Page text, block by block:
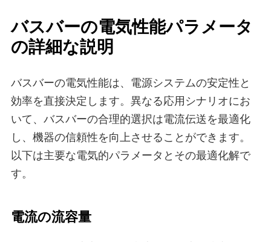
バスバーの電気性能パラメータ
の詳細な説明
バスバーの電気性能は、電源システムの安定性と
効率を直接決定します。異なる応用シナリオにお
いて、バスバーの合理的選択は電流伝送を最適化
し、機器の信頼性を向上させることができます。
以下は主要な電気的パラメータとその最適化解で
す。
電流の流容量